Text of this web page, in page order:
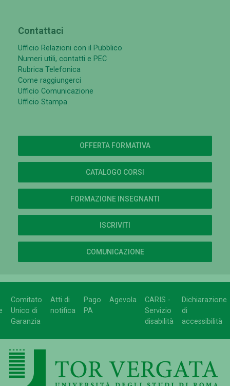
Contattaci
Ufficio Relazioni con il Pubblico
Numeri utili, contatti e PEC
Rubrica Telefonica
Come raggiungerci
Ufficio Comunicazione
Ufficio Stampa
OFFERTA FORMATIVA
CATALOGO CORSI
FORMAZIONE INSEGNANTI
ISCRIVITI
COMUNICAZIONE
Comitato
Unico di
Garanzia
Atti di
notifica
Pago
PA
Agevola
CARIS -
Servizio
disabilità
Dichiarazione
di
accessibilità